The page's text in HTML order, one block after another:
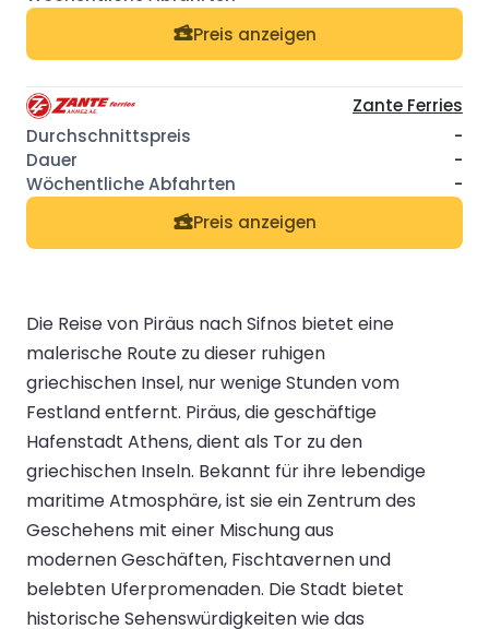
Preis anzeigen
Zante Ferries
-
-
-
Preis anzeigen
Die Reise von Piräus nach Sifnos bietet eine
malerische Route zu dieser ruhigen
griechischen Insel, nur wenige Stunden vom
Festland entfernt. Piräus, die geschäftige
Hafenstadt Athens, dient als Tor zu den
griechischen Inseln. Bekannt für ihre lebendige
maritime Atmosphäre, ist sie ein Zentrum des
Geschehens mit einer Mischung aus
modernen Geschäften, Fischtavernen und
belebten Uferpromenaden. Die Stadt bietet
historische Sehenswürdigkeiten wie das